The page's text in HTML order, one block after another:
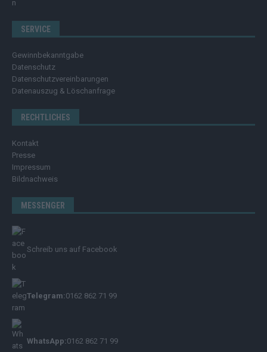
SERVICE
Gewinnbekanntgabe
Datenschutz
Datenschutzvereinbarungen
Datenauszug & Löschanfrage
RECHTLICHES
Kontakt
Presse
Impressum
Bildnachweis
MESSENGER
Schreib uns auf Facebook
Telegram:0162 862 71 99
WhatsApp:0162 862 71 99